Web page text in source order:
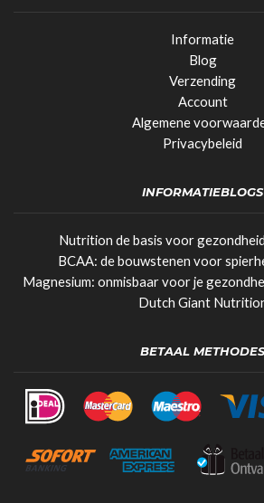
Informatie
Blog
Verzending
Account
Algemene
Privacybeleid
INFORMATIEBLOGS
Nutrition de basis voor
BCAA: de bouwstenen voor
Magnesium: onmisbaar voor je
Dutch Giant
BETAAL METHODES